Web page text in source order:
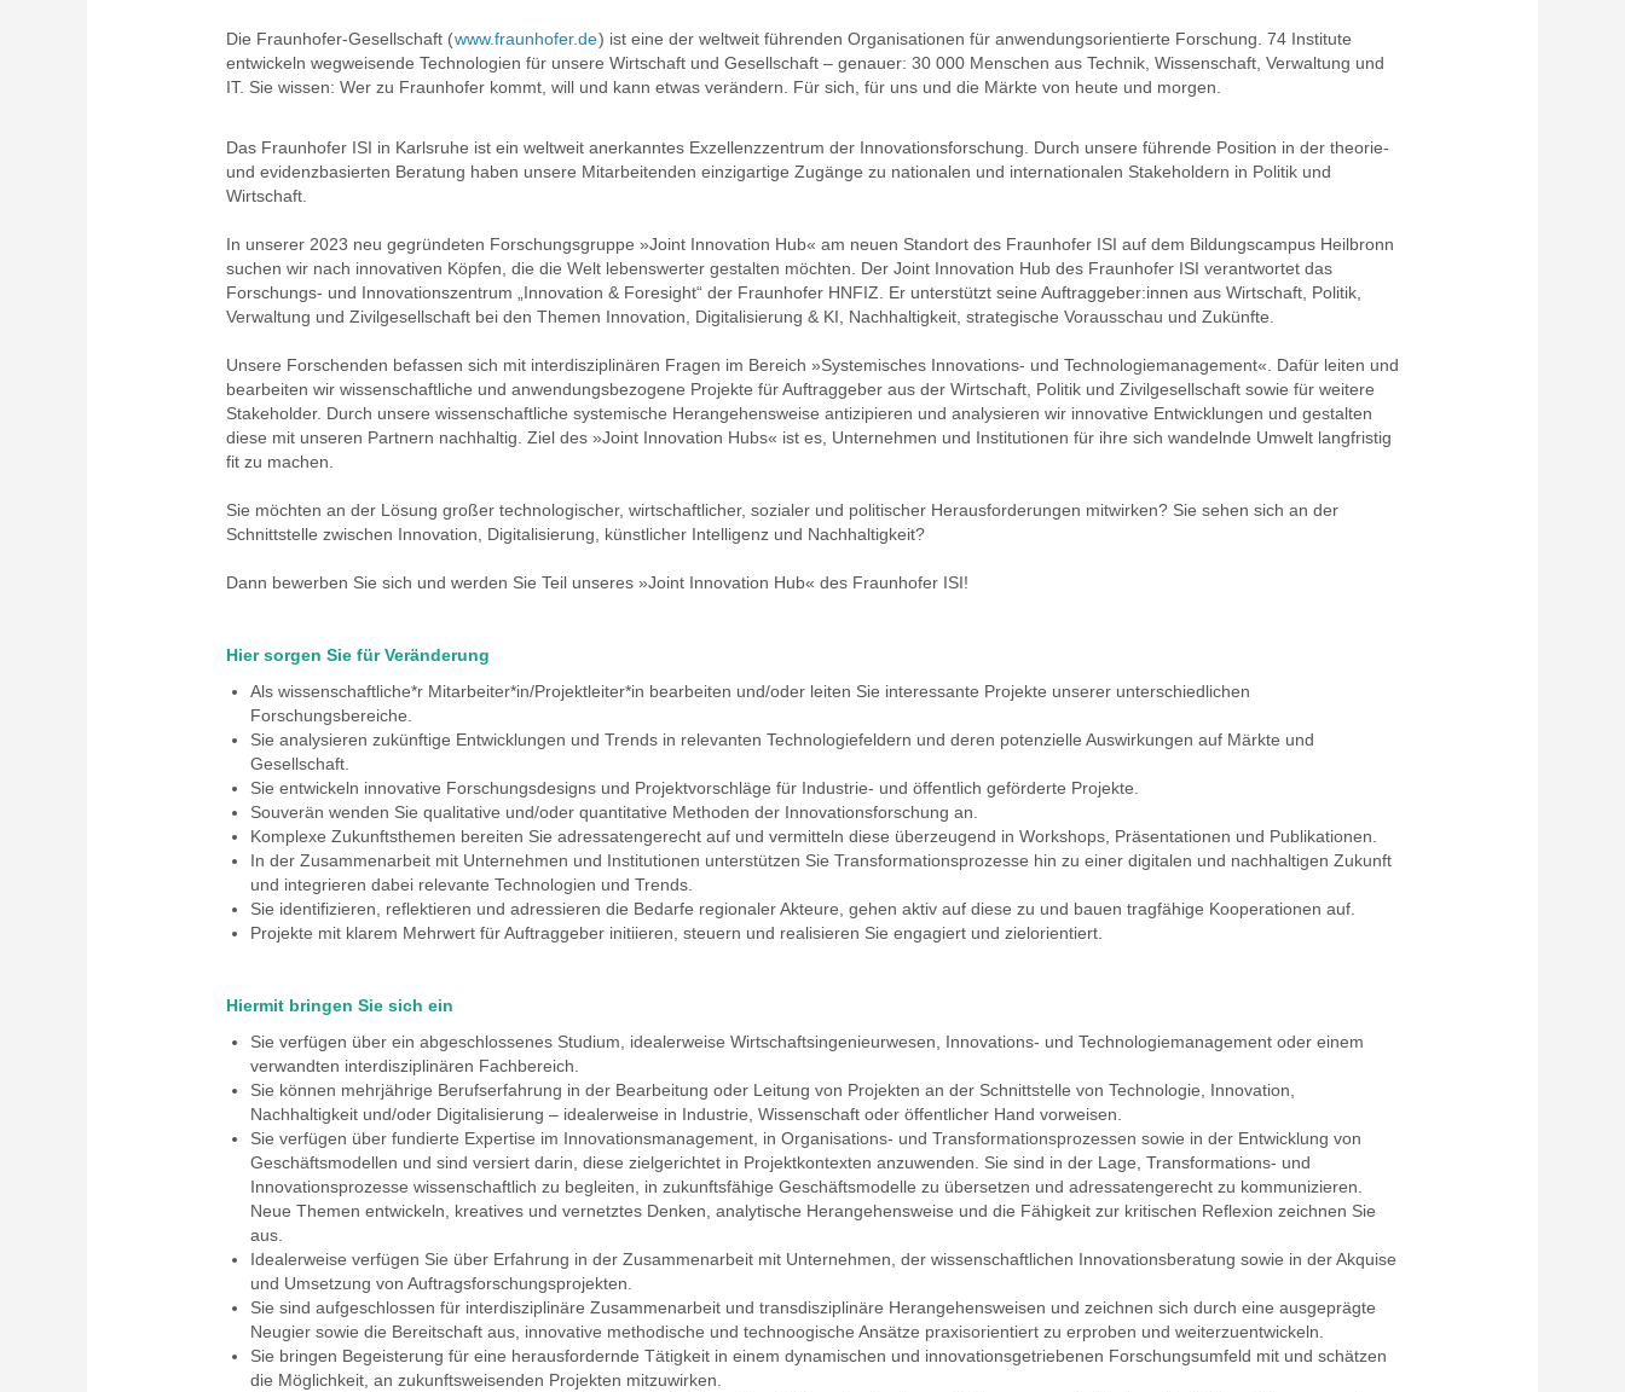
Die Fraunhofer-Gesellschaft (www.fraunhofer.de) ist eine der weltweit führenden Organisationen für anwendungsorientierte Forschung. 74 Institute
entwickeln wegweisende Technologien für unsere Wirtschaft und Gesellschaft – genauer: 30 000 Menschen aus Technik, Wissenschaft, Verwaltung und
IT. Sie wissen: Wer zu Fraunhofer kommt, will und kann etwas verändern. Für sich, für uns und die Märkte von heute und morgen.
Das Fraunhofer ISI in Karlsruhe ist ein weltweit anerkanntes Exzellenzzentrum der Innovationsforschung. Durch unsere führende Position in der theorie-
und evidenzbasierten Beratung haben unsere Mitarbeitenden einzigartige Zugänge zu nationalen und internationalen Stakeholdern in Politik und
Wirtschaft.
In unserer 2023 neu gegründeten Forschungsgruppe »Joint Innovation Hub« am neuen Standort des Fraunhofer ISI auf dem Bildungscampus Heilbronn
suchen wir nach innovativen Köpfen, die die Welt lebenswerter gestalten möchten. Der Joint Innovation Hub des Fraunhofer ISI verantwortet das
Forschungs- und Innovationszentrum „Innovation & Foresight“ der Fraunhofer HNFIZ. Er unterstützt seine Auftraggeber:innen aus Wirtschaft, Politik,
Verwaltung und Zivilgesellschaft bei den Themen Innovation, Digitalisierung & KI, Nachhaltigkeit, strategische Vorausschau und Zukünfte.
Unsere Forschenden befassen sich mit interdisziplinären Fragen im Bereich »Systemisches Innovations- und Technologiemanagement«. Dafür leiten und
bearbeiten wir wissenschaftliche und anwendungsbezogene Projekte für Auftraggeber aus der Wirtschaft, Politik und Zivilgesellschaft sowie für weitere
Stakeholder. Durch unsere wissenschaftliche systemische Herangehensweise antizipieren und analysieren wir innovative Entwicklungen und gestalten
diese mit unseren Partnern nachhaltig. Ziel des »Joint Innovation Hubs« ist es, Unternehmen und Institutionen für ihre sich wandelnde Umwelt langfristig
fit zu machen.
Sie möchten an der Lösung großer technologischer, wirtschaftlicher, sozialer und politischer Herausforderungen mitwirken? Sie sehen sich an der
Schnittstelle zwischen Innovation, Digitalisierung, künstlicher Intelligenz und Nachhaltigkeit?
Dann bewerben Sie sich und werden Sie Teil unseres »Joint Innovation Hub« des Fraunhofer ISI!
Hier sorgen Sie für Veränderung
Als wissenschaftliche*r Mitarbeiter*in/Projektleiter*in bearbeiten und/oder leiten Sie interessante Projekte unserer unterschiedlichen
Forschungsbereiche.
Sie analysieren zukünftige Entwicklungen und Trends in relevanten Technologiefeldern und deren potenzielle Auswirkungen auf Märkte und
Gesellschaft.
Sie entwickeln innovative Forschungsdesigns und Projektvorschläge für Industrie- und öffentlich geförderte Projekte.
Souverän wenden Sie qualitative und/oder quantitative Methoden der Innovationsforschung an.
Komplexe Zukunftsthemen bereiten Sie adressatengerecht auf und vermitteln diese überzeugend in Workshops, Präsentationen und Publikationen.
In der Zusammenarbeit mit Unternehmen und Institutionen unterstützen Sie Transformationsprozesse hin zu einer digitalen und nachhaltigen Zukunft
und integrieren dabei relevante Technologien und Trends.
Sie identifizieren, reflektieren und adressieren die Bedarfe regionaler Akteure, gehen aktiv auf diese zu und bauen tragfähige Kooperationen auf.
Projekte mit klarem Mehrwert für Auftraggeber initiieren, steuern und realisieren Sie engagiert und zielorientiert.
Hiermit bringen Sie sich ein
Sie verfügen über ein abgeschlossenes Studium, idealerweise Wirtschaftsingenieurwesen, Innovations- und Technologiemanagement oder einem
verwandten interdisziplinären Fachbereich.
Sie können mehrjährige Berufserfahrung in der Bearbeitung oder Leitung von Projekten an der Schnittstelle von Technologie, Innovation,
Nachhaltigkeit und/oder Digitalisierung – idealerweise in Industrie, Wissenschaft oder öffentlicher Hand vorweisen.
Sie verfügen über fundierte Expertise im Innovationsmanagement, in Organisations- und Transformations­prozessen sowie in der Entwicklung von
Geschäftsmodellen und sind versiert darin, diese zielgerichtet in Projektkontexten anzuwenden. Sie sind in der Lage, Transformations- und
Innovationsprozesse wissenschaft­lich zu begleiten, in zukunftsfähige Geschäftsmodelle zu übersetzen und adressatengerecht zu kommunizieren.
Neue Themen entwickeln, kreatives und vernetztes Denken, analytische Herangehensweise und die Fähigkeit zur kritischen Reflexion zeichnen Sie
aus.
Idealerweise verfügen Sie über Erfahrung in der Zusammenarbeit mit Unternehmen, der wissenschaftlichen Innovationsberatung sowie in der Akquise
und Umsetzung von Auftragsforschungsprojekten.
Sie sind aufgeschlossen für interdisziplinäre Zusammenarbeit und transdisziplinäre Herangehensweisen und zeichnen sich durch eine ausgeprägte
Neugier sowie die Bereitschaft aus, innovative methodische und techno­ogische Ansätze praxisorientiert zu erproben und weiterzuentwickeln.
Sie bringen Begeisterung für eine herausfordernde Tätigkeit in einem dynamischen und innovationsgetriebenen Forschungsumfeld mit und schätzen
die Möglichkeit, an zukunftsweisenden Projekten mitzuwirken.